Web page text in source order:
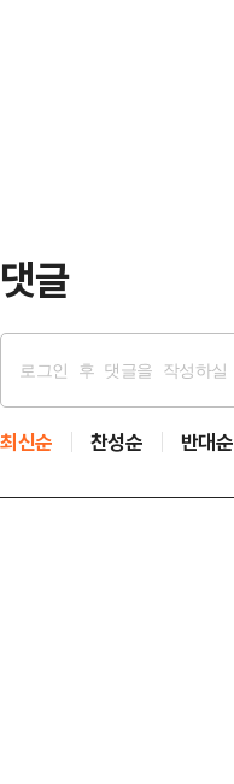
댓글
최신순 찬성순 반대순